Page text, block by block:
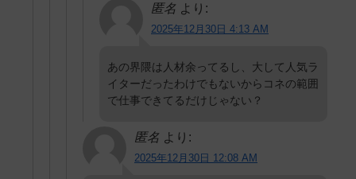
匿名 より:
2025年12月30日 4:13 AM
あの界隈は人材余ってるし、大して人気ラ
イターだったわけでもないからコネの範囲
で仕事できてるだけじゃない？
匿名 より:
2025年12月30日 12:08 AM